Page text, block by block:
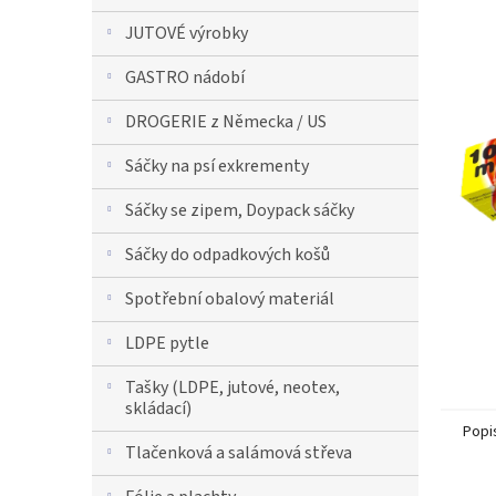
n
p
n
l
JUTOVÉ výrobky
GASTRO nádobí
DROGERIE z Německa / US
Sáčky na psí exkrementy
Sáčky se zipem, Doypack sáčky
Sáčky do odpadkových košů
Spotřební obalový materiál
LDPE pytle
Tašky (LDPE, jutové, neotex,
skládací)
Tlačenková a salámová střeva